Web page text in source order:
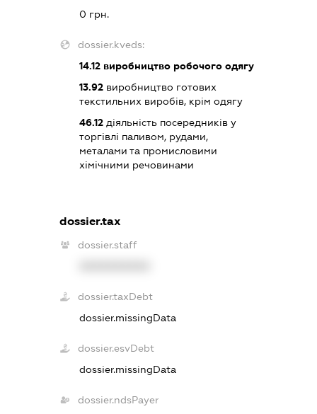
0 грн.
dossier.kveds:
14.12 виробництво робочого одягу
13.92 виробництво готових
текстильних виробів, крім одягу
46.12 діяльність посередників у
торгівлі паливом, рудами,
металами та промисловими
хімічними речовинами
dossier.tax
dossier.staff
dossier.taxDebt
dossier.missingData
dossier.esvDebt
dossier.missingData
dossier.ndsPayer